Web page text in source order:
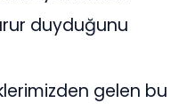
duyduğunu
gelen bu